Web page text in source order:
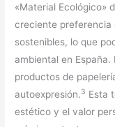
«Material Ecológico»
creciente preferencia
sostenibles, lo que
ambiental en
productos de
autoexpresión.3 Esta
estético y el valor